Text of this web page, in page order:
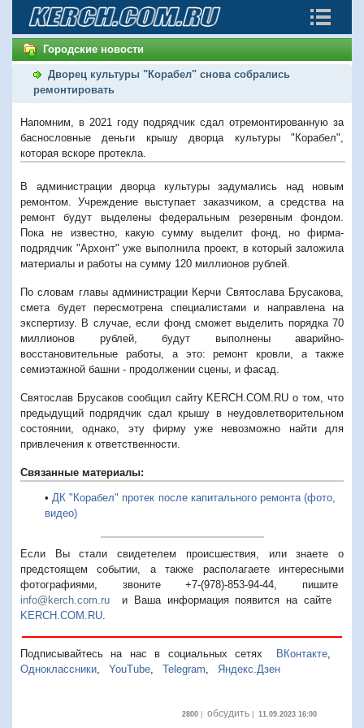
Городские новости
Дворец культуры "Корабел" снова собрались
ремонтировать
Напомним, в 2021 году подрядчик сдал отремонтированную за
баснословные деньги крышу дворца культуры "Корабел",
которая вскоре протекла.
В администрации дворца культуры задумались над новым
ремонтом. Учреждение выступает заказчиком, а средства на
ремонт будут выделены федеральным резервным фондом.
Пока не известно, какую сумму выделит фонд, но фирма-
подрядчик "Архонт" уже выполнила проект, в который заложила
материалы и работы на сумму 120 миллионов рублей.
По словам главы администрации Керчи Святослава Брусакова,
смета будет пересмотрена специалистами и направлена на
экспертизу. В случае, если фонд сможет выделить порядка 70
миллионов рублей, будут выполнены аварийно-
восстановительные работы, а это: ремонт кровли, а также
семиэтажной башни - продолжении сцены, и фасад.
Святослав Брусаков сообщил сайту KERCH.COM.RU о том, что
предыдущий подрядчик сдал крышу в неудовлетворительном
состоянии, однако, эту фирму уже невозможно найти для
привлечения к ответственности.
Связанные материалы:
• ДК "Корабел" протек после капитального ремонта (фото,
видео)
Если Вы стали свидетелем происшествия, или знаете о
предстоящем событии, а также располагаете интересными
фотографиями, звоните +7-(978)-853-94-44, пишите
info@kerch.com.ru и Ваша информация появится на сайте
KERCH.COM.RU
Подписывайтесь на нас в социальных сетях ВКонтакте,
Одноклассники
YouTube Telegram Яндекс.Дзен
2800| обсудить| 11.09.2023 16:00